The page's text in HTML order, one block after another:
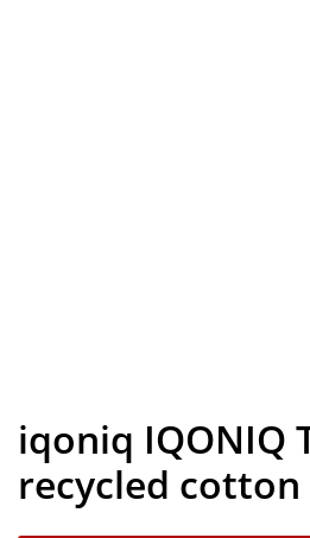
iqoniq IQONIQ
recycled